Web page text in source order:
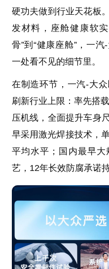
硬功夫做到行业天花板
发材料，座舱健康软
骨”到“健康座舱”，一
一处看不见的细节里。
在制造环节，一汽-大
刷新行业上限：率先搭
压机线，全面提升车身
早采用激光焊接技术，
平均水平；国内最早
艺，12年长效防腐承诺